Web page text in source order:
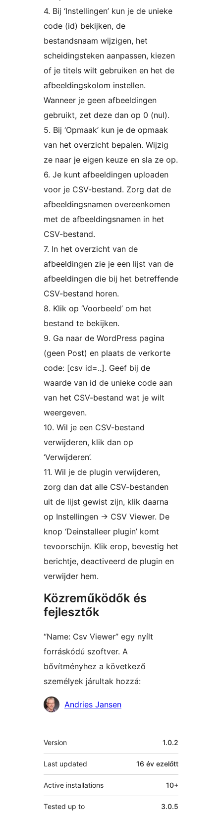
4. Bij ‘Instellingen’ kun je de unieke
code (id) bekijken, de
bestandsnaam wijzigen, het
scheidingsteken aanpassen, kiezen
of je titels wilt gebruiken en het de
afbeeldingskolom instellen.
Wanneer je geen afbeeldingen
gebruikt, zet deze dan op 0 (nul).
5. Bij ‘Opmaak’ kun je de opmaak
van het overzicht bepalen. Wijzig
ze naar je eigen keuze en sla ze op.
6. Je kunt afbeeldingen uploaden
voor je CSV-bestand. Zorg dat de
afbeeldingsnamen overeenkomen
met de afbeeldingsnamen in het
CSV-bestand.
7. In het overzicht van de
afbeeldingen zie je een lijst van de
afbeeldingen die bij het betreffende
CSV-bestand horen.
8. Klik op ‘Voorbeeld’ om het
bestand te bekijken.
9. Ga naar de WordPress pagina
(geen Post) en plaats de verkorte
code: [csv id=..]. Geef bij de
waarde van id de unieke code aan
van het CSV-bestand wat je wilt
weergeven.
10. Wil je een CSV-bestand
verwijderen, klik dan op
‘Verwijderen’.
11. Wil je de plugin verwijderen,
zorg dan dat alle CSV-bestanden
uit de lijst gewist zijn, klik daarna
op Instellingen -> CSV Viewer. De
knop ‘Deinstalleer plugin’ komt
tevoorschijn. Klik erop, bevestig het
berichtje, deactiveerd de plugin en
verwijder hem.
Közreműködők és
fejlesztők
“Name: Csv Viewer” egy nyílt
forráskódú szoftver. A
bővítményhez a következő
személyek járultak hozzá:
Közreműködők
Andries Jansen
Meta
Version 1.0.2
Last updated 16 év ezelőtt
Active installations 10+
Tested up to 3.0.5